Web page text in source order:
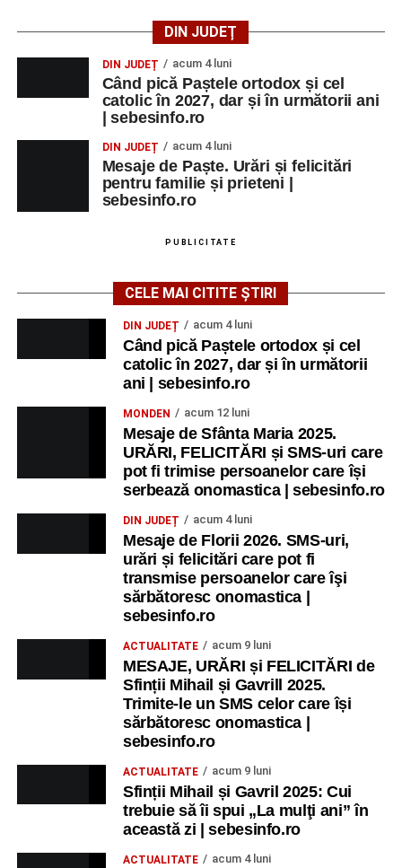
MARȚI, 25 AUGUST 2026
Grădina Muzeului Municipal „Ioan
Raica” Sebeș
„Armonia artelor”– salon literar și întâlnire
cu artele plastice, organizat alături de artiști locali.
(Italia, 2025), dramă inspirată de povestea nașterii operei
MIERCURI, 26 AUGUST 2026
Copiii în armonia orașului
– Școala din Răhău: activități recreative pentru
copii.
– Curtea Școlii „M. Kogălniceanu”: activități
recreative pentru copii.
Ora 17.00– Grădina Muzeului Municipal „Ioan Raica”
Sebeș: încheierea Școlii de vară„Curcubeul Prieteniei”
– Aula Primăriei Municipiului Sebeș:
festivitatea de premiere a șefilor de promoție și a elevilor
care au obținut rezultate remarcabile la examenele de
Evaluare Națională și Bacalaureat.
Ora 19.00– Parcul Tineretului:
Spectacol pentru copii și
Alexandra Pamfilie și Școala de muzică„DoReMi”
Ancuța Stănuș și grupul de folclor;
Trupa de Dansuri Săsești.
DIN JUDEȚ
DIN JUDEȚ acum 4 luni
Când pică Paștele ortodox și cel
catolic în 2027, dar și în următorii ani
| sebesinfo.ro
DIN JUDEȚ acum 4 luni
Mesaje de Paște. Urări și felicitări
pentru familie și prieteni |
sebesinfo.ro
PUBLICITATE
CELE MAI CITITE ȘTIRI
DIN JUDEȚ acum 4 luni
Când pică Paștele ortodox și cel
catolic în 2027, dar și în următorii
ani | sebesinfo.ro
MONDEN acum 12 luni
Mesaje de Sfânta Maria 2025.
URĂRI, FELICITĂRI și SMS-uri care
pot fi trimise persoanelor care își
serbează onomastica | sebesinfo.ro
DIN JUDEȚ acum 4 luni
Mesaje de Florii 2026. SMS-uri,
urări și felicitări care pot fi
transmise persoanelor care îşi
sărbătoresc onomastica |
sebesinfo.ro
ACTUALITATE acum 9 luni
MESAJE, URĂRI și FELICITĂRI de
Sfinții Mihail și Gavrill 2025.
Trimite-le un SMS celor care își
sărbătoresc onomastica |
sebesinfo.ro
ACTUALITATE acum 9 luni
Sfinții Mihail și Gavril 2025: Cui
trebuie să îi spui „La mulţi ani” în
această zi | sebesinfo.ro
ACTUALITATE acum 4 luni